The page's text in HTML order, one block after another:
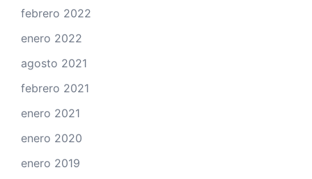
febrero 2022
enero 2022
agosto 2021
febrero 2021
enero 2021
enero 2020
enero 2019